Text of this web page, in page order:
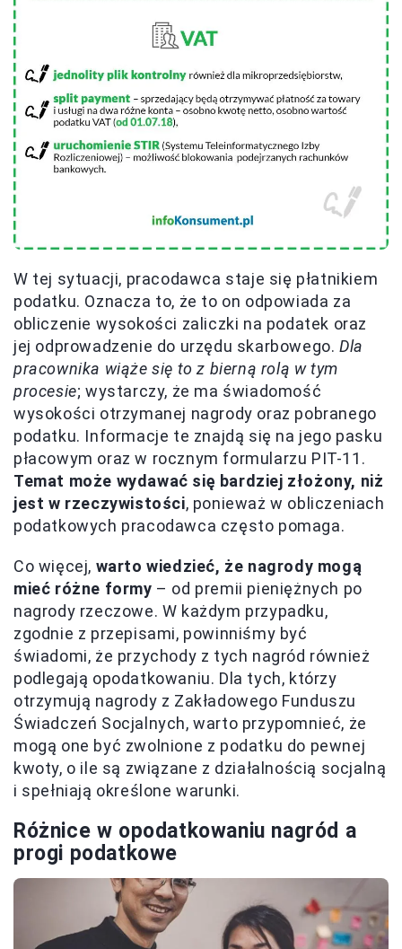
W tej sytuacji, pracodawca staje się płatnikiem
podatku. Oznacza to, że to on odpowiada za
obliczenie wysokości zaliczki na podatek oraz
jej odprowadzenie do urzędu skarbowego.Dla
pracownika wiąże się to z bierną rolą w tym
procesie; wystarczy, że ma świadomość
wysokości otrzymanej nagrody oraz pobranego
podatku. Informacje te znajdą się na jego pasku
płacowym oraz w rocznym formularzu PIT-11.
Temat może wydawać się bardziej złożony, niż
jest w rzeczywistości, ponieważ w obliczeniach
podatkowych pracodawca często pomaga.
Co więcej, warto wiedzieć, że nagrody mogą
mieć różne formy – od premii pieniężnych po
nagrody rzeczowe. W każdym przypadku,
zgodnie z przepisami, powinniśmy być
świadomi, że przychody z tych nagród również
podlegają opodatkowaniu. Dla tych, którzy
otrzymują nagrody z Zakładowego Funduszu
Świadczeń Socjalnych, warto przypomnieć, że
mogą one być zwolnione z podatku do pewnej
kwoty, o ile są związane z działalnością socjalną
i spełniają określone warunki.
Różnice w opodatkowaniu nagród a
progi podatkowe